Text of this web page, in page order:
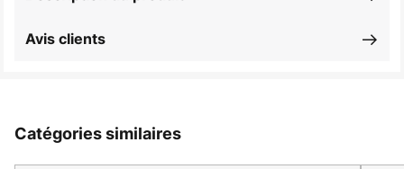
Avis clients
Catégories similaires